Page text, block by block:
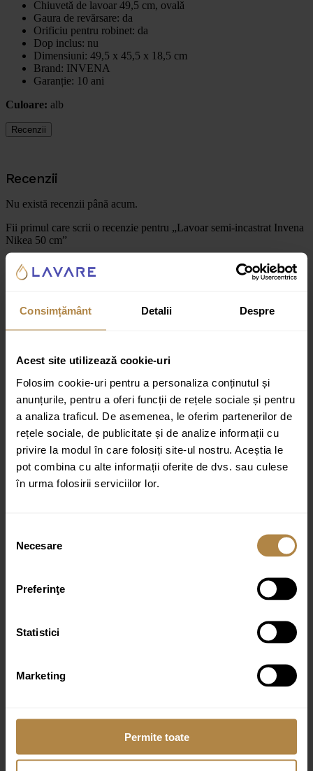
Consimțământ Detalii Despre
Acest site utilizează cookie-uri
Folosim cookie-uri pentru a personaliza conținutul și
anunțurile, pentru a oferi funcții de rețele sociale și pentru
a analiza traficul. De asemenea, le oferim partenerilor de
rețele sociale, de publicitate și de analize informații cu
privire la modul în care folosiți site-ul nostru. Aceștia le
pot combina cu alte informații oferite de dvs. sau culese
în urma folosirii serviciilor lor.
consimțământului
Necesare
Preferinţe
Statistici
Marketing
Permite toate
Chiuvetă de lavoar 49,5 cm, ovală
Gaura de revărsare: da
Orificiu pentru robinet: da
Dop inclus: nu
Dimensiuni: 49,5 x 45,5 x 18,5 cm
Brand: INVENA
Garanție: 10 ani
Culoare: alb
Recenzii
Recenzii
Nu există recenzii până acum.
Fii primul care scrii o recenzie pentru „Lavoar semi-incastrat Invena
Nikea 50 cm”
Adresa ta de email nu va fi publicată.
Câmpurile obligatorii sunt
marcate cu*
Nume*
Email *
Lavoar de blat Invena Westa 45 cm alb lucios (copie)
Lavoar pe blat Invena Elara oval,Alb